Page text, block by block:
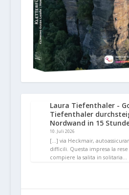
Laura Tiefenthaler -
Tiefenthaler
Nordwand in 15
10. Juli 2026
[…] via Heckmair,
difficili. Questa impresa la
compiere la salita in solitaria…